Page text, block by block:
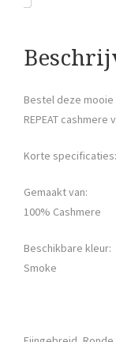
Bestel deze mooie
REPEAT
Korte specificaties:
Gemaakt van:
100% Cashmere
Beschikbare kleur:
Smoke